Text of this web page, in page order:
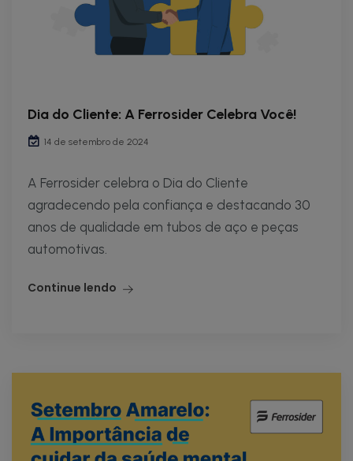
Dia do Cliente: A Ferrosider Celebra Você!
14 de setembro de 2024
A Ferrosider celebra o Dia do Cliente
agradecendo pela confiança e destacando 30
anos de qualidade em tubos de aço e peças
automotivas.
Continue lendo